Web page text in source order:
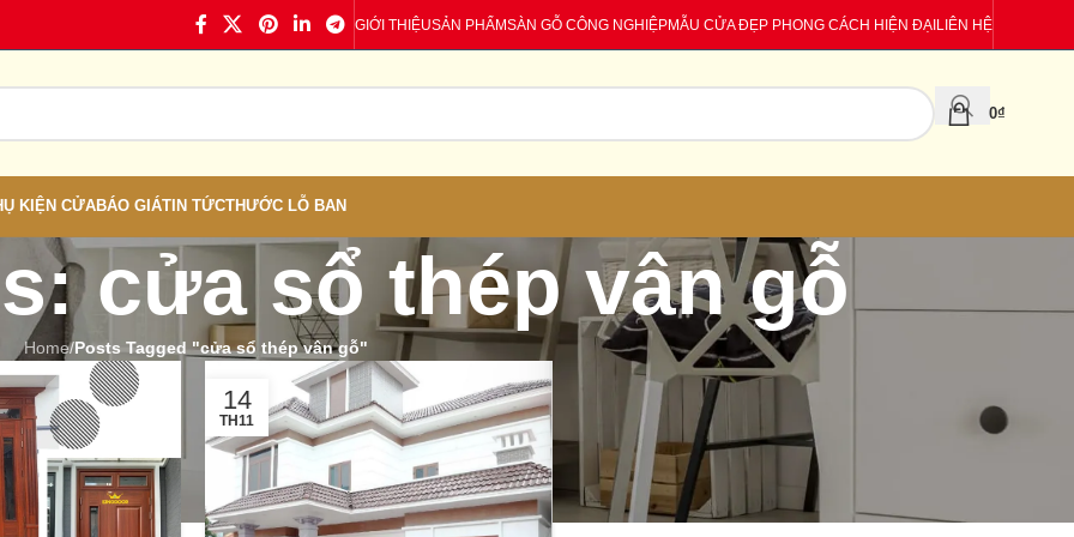
GIỚI THIỆUSẢN PHẨMSÀN GỖ CÔNG NGHIỆPMẪU CỬA ĐẸP PHONG CÁCH HIỆN ĐẠILIÊN HỆ
0₫
KIỆN CỬABÁO GIÁTIN TỨCTHƯỚC LỖ BAN
cửa sổ thép vân gỗ
Home/Posts Tagged "cửa sổ thép vân gỗ"
14
TH11
CATEGORIES
Báo giá
Tin tức